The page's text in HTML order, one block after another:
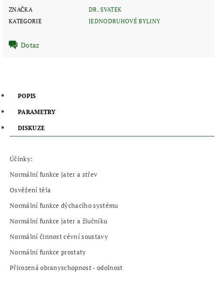
ZNAČKA
DR. SVATEK
KATEGORIE
JEDNODRUHOVÉ BYLINY
Dotaz
POPIS
PARAMETRY
DISKUZE
Účinky:
Normální funkce jater a střev
Osvěžení těla
Normální funkce dýchacího systému
Normální funkce jater a žlučníku
Normální činnost cévní soustavy
Normální funkce prostaty
Přirozená obranyschopnost - odolnost